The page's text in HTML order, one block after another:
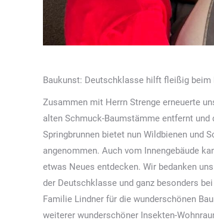
Baukunst: Deutschklasse hilft fleißig
Zusammen mit Herrn Strenge erneuerte
alten Schmuck-Baumstämme entfernt
Springbrunnen bietet nun Wildbienen und
angenommen. Auch vom Innengebäude
etwas Neues entdecken. Wir bedanken
der Deutschklasse und ganz besonders
Familie Lindner für die wunderschönen
weiterer wunderschöner Insekten-